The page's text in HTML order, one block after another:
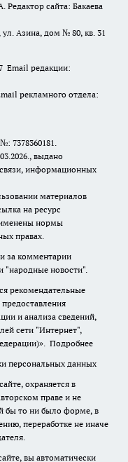
сайта: Бакаева
ул. Азина, дом № 80, кв. 31
Email редакции:
рекламного отдела:
7378360181.
выдано
информационных
материалов
на ресурс
нормы
правах.
за комментарии
"народные новости".
рекомендательные
и анализа сведений,
сети "Интернет",
Подробнее
персональных данных
охраняется в
праве и не
бы то ни было форме, в
переработке не иначе
вы автоматически